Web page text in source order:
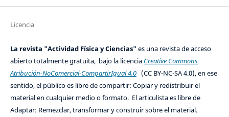
Licencia
La revista "Actividad Física y Ciencias" es una revista de acceso
abierto totalmente gratuita, bajo la licencia Creative Commons
Atribución-NoComercial-CompartirIgual 4.0(CC BY-NC-SA 4.0), en ese
sentido, el público es libre de compartir: Copiar y redistribuir el
material en cualquier medio o formato. El articulista es libre de
Adaptar: Remezclar, transformar y construir sobre el material.